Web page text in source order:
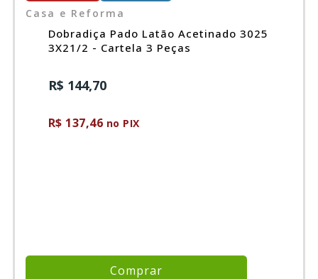
Casa e Reforma
Dobradiça Pado Latão Acetinado 3025
3X21/2 - Cartela 3 Peças
R$ 144,70
R$ 137,46 no PIX
Comprar